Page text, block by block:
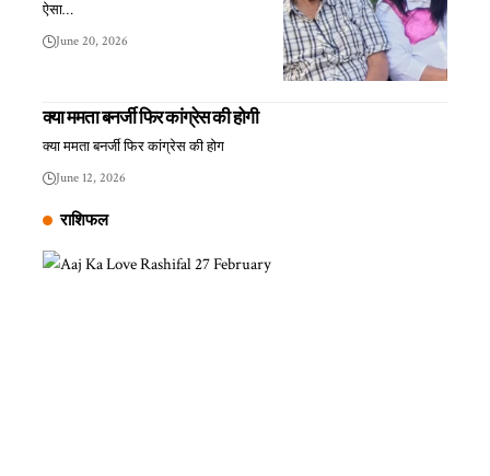
ऐसा…
June 20, 2026
क्या ममता बनर्जी फिर कांग्रेस की होगी
क्या ममता बनर्जी फिर कांग्रेस की होग
June 12, 2026
राशिफल